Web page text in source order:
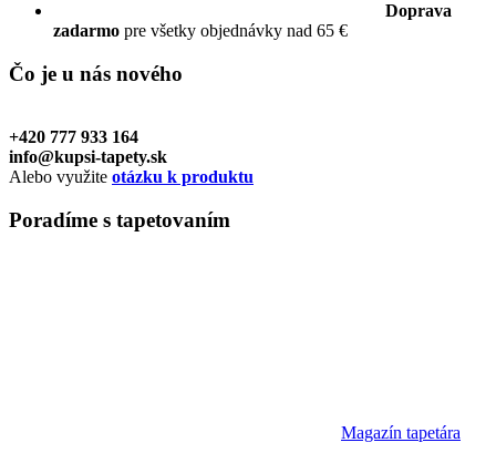
Doprava
zadarmo pre všetky objednávky nad 65 €
Čo je u nás nového
+420 777 933 164
info@kupsi-tapety.sk
Alebo využite otázku k produktu
Poradíme s tapetovaním
Magazín tapetára